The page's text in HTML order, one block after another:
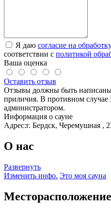
Я даю согласие на
соответствии с политикой
Ваша оценка
Оставить отзыв
Отзывы должны быть
приличия. В противном случае
администратором.
Информация о сауне
Адрес:г. Бердск, Черемушная ,
О нас
Развернуть
Изменить инфо. Это моя сауна
Месторасположение